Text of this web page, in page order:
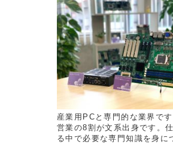
産業用PCと専門的な業界で
営業の8割が文系出身です。
る中で必要な専門知識を身に